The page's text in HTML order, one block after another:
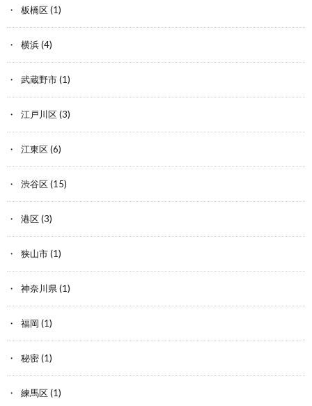
板橋区(1)
横浜(4)
武蔵野市(1)
江戸川区(3)
江東区(6)
渋谷区(15)
港区(3)
狭山市(1)
神奈川県(1)
福岡 (1)
秘密(1)
練馬区(1)